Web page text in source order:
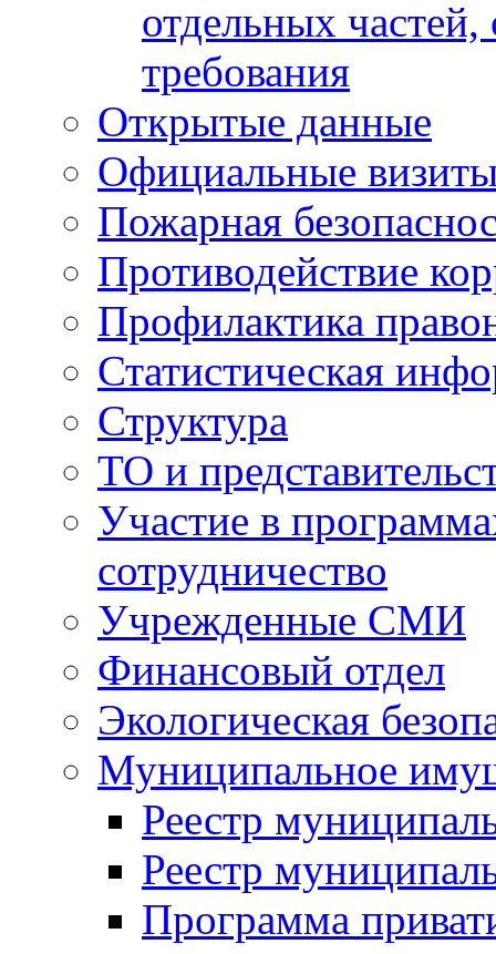
отдельных
требования
Открытые данные
Официальные
Пожарная
Противодействие
Профилактика
Статистическая
Структура
ТО и
Участие в
сотрудничество
Учрежденные СМИ
Финансовый отдел
Экологическая
Муниципальное
Реестр
Реестр
Программа